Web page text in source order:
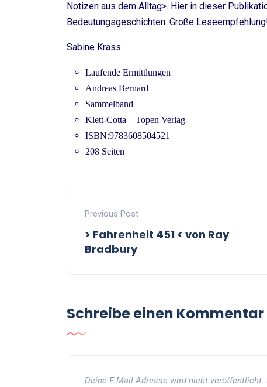
Notizen aus dem Alltag>. Hier in dieser
Bedeutungsgeschichten. Große
Sabine Krass
Laufende Ermittlungen
Andreas Bernard
Sammelband
Klett-Cotta – Topen Verlag
ISBN:9783608504521
208 Seiten
Previous Post
> Fahrenheit 451 < von Ray
Bradbury
Schreibe einen Kommentar
Deine E-Mail-Adresse wird nicht veröffentlicht.